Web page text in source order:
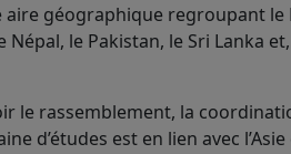
aire géographique regroupant le
le Pakistan, le Sri Lanka
le rassemblement, la
d’études est en lien avec